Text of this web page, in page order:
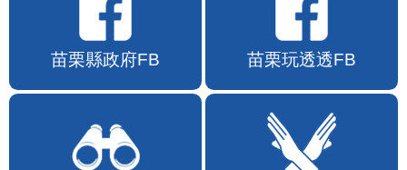
苗栗縣政府FB 苗栗玩透透FB